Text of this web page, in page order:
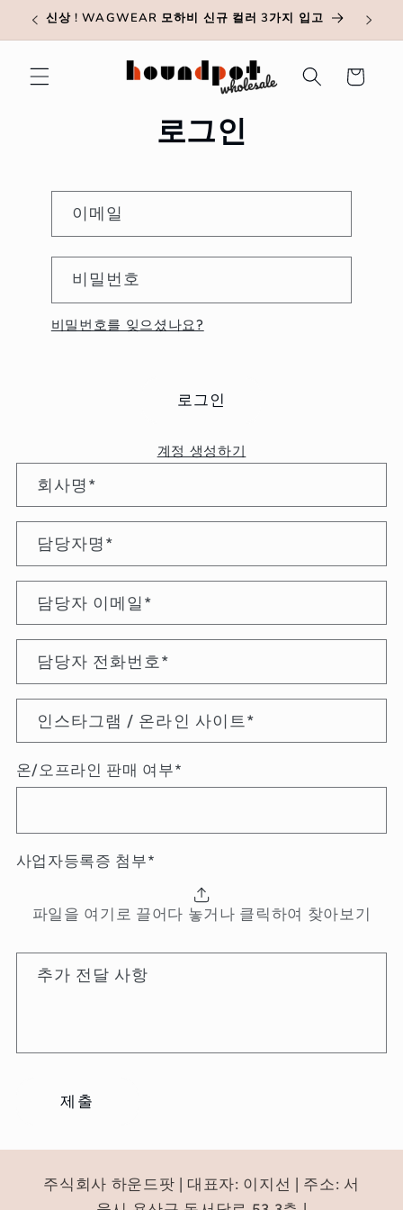
로 건너
뛰기
신상 ! WAGWEAR 모하비 신규 컬러 3가지 입고
장
구
로그인
이메일
비밀번호
비밀번호를 잊으셨나요?
로그인
계정 생성하기
회사명*
담당자명*
담당자 이메일*
담당자 전화번호*
인스타그램 / 온라인 사이트 *
온/오프라인 판매 여부*
사업자등록증 첨부*
파일을 여기로 끌어다 놓거나 클릭하여 찾아보기
추가 전달 사항
제출
주식회사 하운드팟 | 대표자: 이지선 | 주소: 서